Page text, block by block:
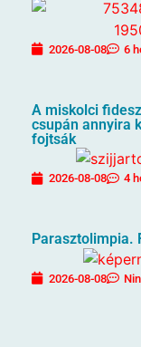
2026-08-08 6
A miskolci
csupán annyira
fojtsák
2026-08-08 4
Parasztolimpia.
2026-08-08